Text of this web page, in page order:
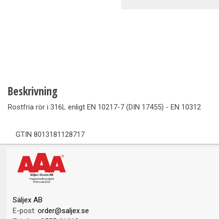
Beskrivning
Rostfria rör i 316L enligt EN 10217-7 (DIN 17455) - EN 10312
GTIN 8013181128717
Säljex AB
E-post: order@saljex.se